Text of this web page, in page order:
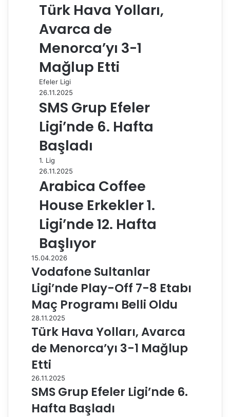
Türk Hava Yolları,
Avarca de
Menorca’yı 3-1
Mağlup Etti
Efeler Ligi
26.11.2025
SMS Grup Efeler
Ligi’nde 6. Hafta
Başladı
1. Lig
26.11.2025
Arabica Coffee
House Erkekler 1.
Ligi’nde 12. Hafta
Başlıyor
15.04.2026
Vodafone Sultanlar
Ligi’nde Play-Off 7-8 Etabı
Maç Programı Belli Oldu
28.11.2025
Türk Hava Yolları, Avarca
de Menorca’yı 3-1 Mağlup
Etti
26.11.2025
SMS Grup Efeler Ligi’nde 6.
Hafta Başladı